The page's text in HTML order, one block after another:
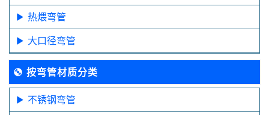
热煨弯管
大口径弯管
按弯管材质分类
不锈钢弯管